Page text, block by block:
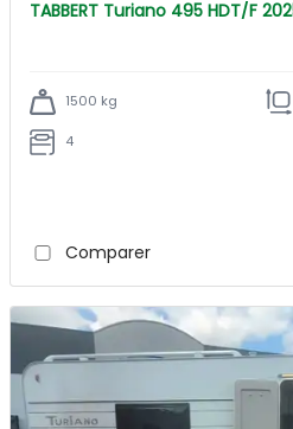
TABBERT Turiano 495 HDT/F
1500 kg
4
Comparer